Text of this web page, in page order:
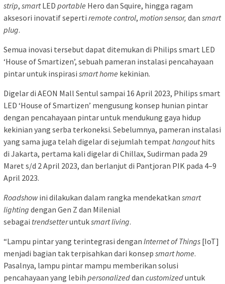
strip, smartLED portable Hero dan Squire, hingga ragam
aksesori inovatif seperti remote control, motion sensor, dan smart
plug.
Semua inovasi tersebut dapat ditemukan di Philips smart LED
‘House of Smartizen’, sebuah pameran instalasi pencahayaan
pintar untuk inspirasi smart home kekinian.
Digelar di AEON Mall Sentul sampai 16 April 2023, Philips smart
LED ‘House of Smartizen’ mengusung konsep hunian pintar
dengan pencahayaan pintar untuk mendukung gaya hidup
kekinian yang serba terkoneksi. Sebelumnya, pameran instalasi
yang sama juga telah digelar di sejumlah tempat hangouthits
di Jakarta, pertama kali digelar di Chillax, Sudirman pada 29
Maret s/d 2 April 2023, dan berlanjut di Pantjoran PIK pada 4–9
April 2023.
Roadshowini dilakukan dalam rangka mendekatkan smart
lighting dengan Gen Z dan Milenial
sebagai trendsetteruntuksmart living.
“Lampu pintar yang terintegrasi dengan Internet of Things [IoT]
menjadi bagian tak terpisahkan dari konsep smart home.
Pasalnya, lampu pintar mampu memberikan solusi
pencahayaan yang lebih personalizeddan customizeduntuk